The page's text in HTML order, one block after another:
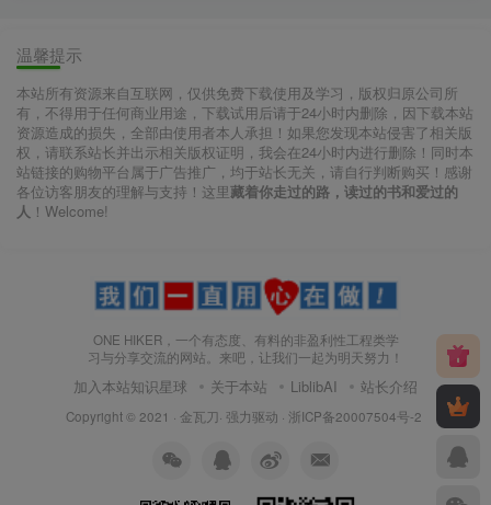
温馨提示
本站所有资源来自互联网，仅供免费下载使用及学习，版权归原公司所
有，不得用于任何商业用途，下载试用后请于24小时内删除，因下载本站
资源造成的损失，全部由使用者本人承担！如果您发现本站侵害了相关版
权，请联系站长并出示相关版权证明，我会在24小时内进行删除！同时本
站链接的购物平台属于广告推广，均于站长无关，请自行判断购买！感谢
各位访客朋友的理解与支持！这里藏着你走过的路，读过的书和爱过的
人 ！Welcome!
ONE HIKER，一个有态度、有料的非盈利性工程类学
习与分享交流的网站。来吧，让我们一起为明天努力！
加入本站知识星球 关于本站 LiblibAI 站长介绍
Copyright © 2021 · 金瓦刀· 强力驱动 · 浙ICP备20007504号-2